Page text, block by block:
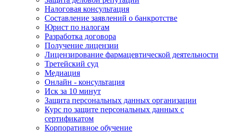
Налоговая консультация
Составление заявлений о банкротстве
Юрист по налогам
Разработка договора
Получение лицензии
Лицензирование фармацевтической деятельности
Третейский суд
Медиация
Онлайн - консультация
Иск за 10 минут
Защита персональных данных организации
Курс по защите персональных данных с
сертификатом
Корпоративное обучение